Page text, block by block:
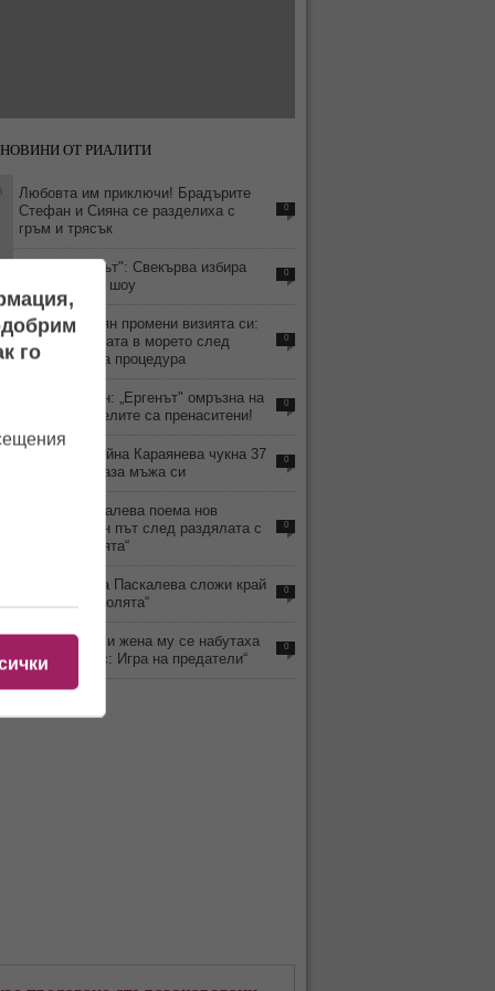
ОТ РИАЛИТИ
Любовта им приключи! Брадърите
Стефан и Сияна се разделиха с
гръм и трясък
0
След "Ергенът": Свекърва избира
снаха в ново шоу
0
Ергенът Стоян промени визията си:
Хвърли очилата в морето след
безболезнена процедура
0
Анна-Шермин: „Ергенът" омръзна на
хората, зрителите са пренаситени!
0
СНИМКА: Райна Караянева чукна 37
години и показа мъжа си
0
Ралица Паскалева поема нов
телевизионен път след раздялата с
„Игри на волята“
0
Защо Ралица Паскалева сложи край
на „Игри на волята“
0
Наум Шопов и жена му се набутаха
и в „Трейтърс: Игра на предатели“
0
го